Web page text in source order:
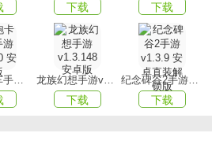
生，每一处场景都为玩家带来截然
爱不释手的沙盒创造游戏，具备高
式，玩家既可与好友携手共创辉
下载 下载
跑跑卡丁车手游v1.0.10 安卓版 龙族幻想手游v1.3.148 安卓版
下载
纪念碑谷2手游v1.3.9 安卓直装解锁版
下载